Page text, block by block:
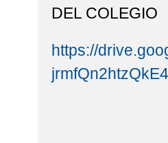
DEL COLEGIO
https://